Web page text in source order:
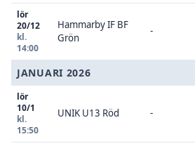
lör
20/12
kl.
14:00
Hammarby IF BF
Grön
-
JANUARI 2026
lör
10/1
kl.
15:50
UNIK U13 Röd -